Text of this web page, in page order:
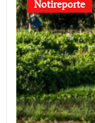
Notireporte